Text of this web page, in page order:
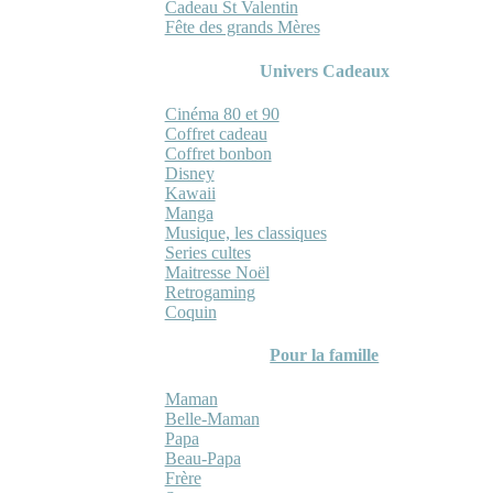
Cadeau St Valentin
Fête des grands Mères
Univers Cadeaux
Cinéma 80 et 90
Coffret cadeau
Coffret bonbon
Disney
Kawaii
Manga
Musique, les classiques
Series cultes
Maitresse Noël
Retrogaming
Coquin
Pour la famille
Maman
Belle-Maman
Papa
Beau-Papa
Frère